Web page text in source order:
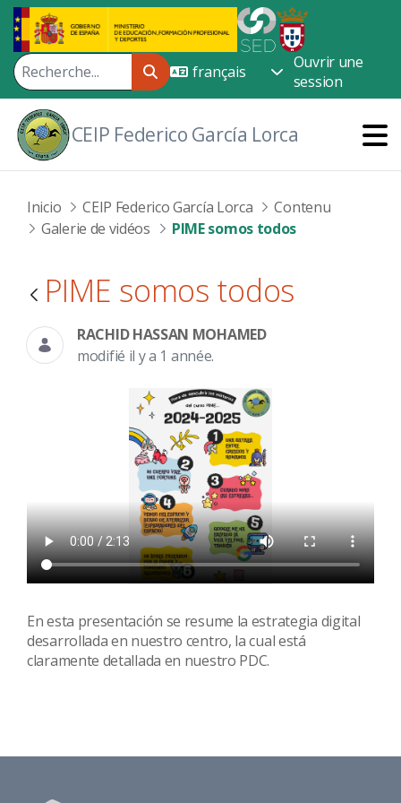
Saut au contenu principal
Ouvrir une
session
CEIP Federico García Lorca
Inicio CEIP Federico García Lorca
Contenu
Galerie de vidéos
PIME somos todos
PIME somos todos
RACHID HASSAN MOHAMED
modifié il y a 1 année.
En esta presentación se resume la estrategia digital
desarrollada en nuestro centro, la cual está
claramente detallada en nuestro PDC.